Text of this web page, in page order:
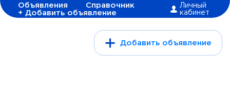
Объявления
Справочник
+ Добавить объявление
Личный
кабинет
Добавить объявление